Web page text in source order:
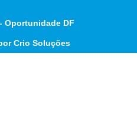
Oportunidade DF
Crio Soluções